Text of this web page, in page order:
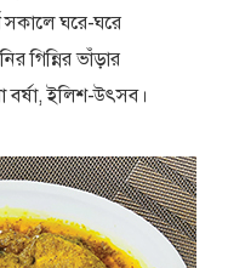
সকালে ঘরে-ঘরে
গিন্নির ভাঁড়ার
ইলিশ-উৎসব।